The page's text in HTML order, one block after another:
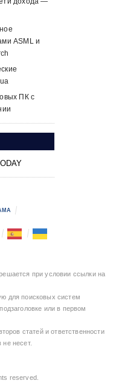
ASML и
ПК с
при условии ссылки на
для поисковых систем
или в первом
статей и ответственности
несет.
reserved.